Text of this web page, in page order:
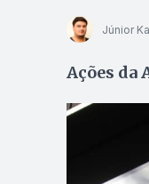
Júnior
Ações da